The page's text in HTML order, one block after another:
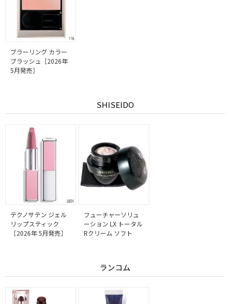
ブラーリング カラー
ブラッシュ［2026年
5月発売］
SHISEIDO
テクノサテン ジェル
リップスティック
［2026年 5月発売］
フューチャーソリュ
ーション LX トータル
Rクリーム ソフト
ランコム